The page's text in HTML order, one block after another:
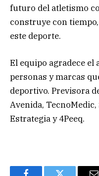
futuro del atletismo
construye con
este deporte.
El equipo agradece el
personas y marcas
deportivo. Previsora
Avenida,
Estrategia y 4Peeq.